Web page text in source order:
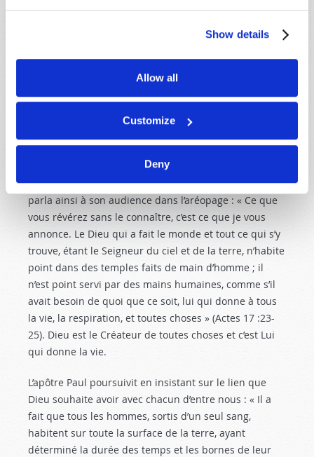
Show details
Allow all
Customize
Deny
Une troisième vérité remarquable de Jean 3 :16se
Qui est vraiment ce Dieu ? Qu’enseigne le
bibliqueà Son sujet ?
Il existe une multitude de concepts au sujet de Dieu.
En Grèce, l’apôtre Paul s’adressa aux Athéniens qui
avaient dédié un monument à « un dieu inconnu ». Il
parla ainsi à son audience dans l’aréopage : « Ce que
vous révérez sans le connaître, c’est ce que je vous
annonce. Le Dieu qui a fait le monde et tout ce qui s’y
trouve, étant le Seigneur du ciel et de la terre, n’habite
point dans des temples faits de main d’homme ; il
n’est point servi par des mains humaines, comme s’il
avait besoin de quoi que ce soit, lui qui donne à tous
la vie, la respiration, et toutes choses » (Actes 17 :23-
25). Dieu est le Créateur de toutes choses et c’est Lui
qui donne la vie.
L’apôtre Paul poursuivit en insistant sur le lien que
Dieu souhaite avoir avec chacun d’entre nous : « Il a
fait que tous les hommes, sortis d’un seul sang,
habitent sur toute la surface de la terre, ayant
déterminé la durée des temps et les bornes de leur